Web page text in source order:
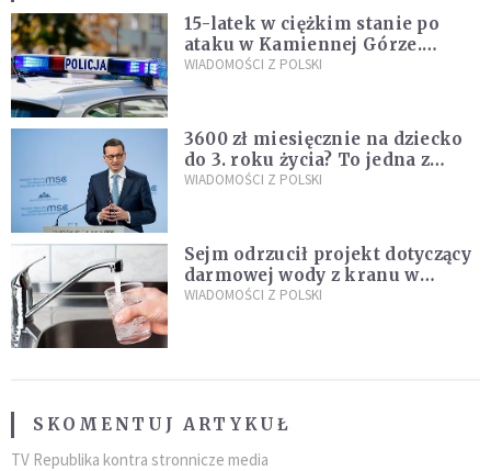
15-latek w ciężkim stanie po
ataku w Kamiennej Górze.
Policja zatrzymała dwóch
WIADOMOŚCI Z POLSKI
3600 zł miesięcznie na dziecko
do 3. roku życia? To jedna z
propozycji programu "Rozwój
WIADOMOŚCI Z POLSKI
Sejm odrzucił projekt dotyczący
darmowej wody z kranu w
restauracjach
WIADOMOŚCI Z POLSKI
SKOMENTUJ ARTYKUŁ
TV Republika kontra stronnicze media